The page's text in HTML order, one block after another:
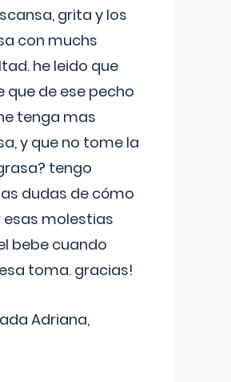
grita y los
con muchs
he leido que
que de ese pecho
tenga mas
y que no tome la
tengo
dudas de cómo
esas molestias
bebe cuando
toma. gracias!
Adriana,